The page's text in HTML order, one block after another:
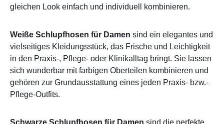
gleichen Look einfach und individuell kombinieren.
Weiße Schlupfhosen für Damen sind ein elegantes und
vielseitiges Kleidungsstück, das Frische und Leichtigkeit
in den Praxis-, Pflege- oder Klinikalltag bringt. Sie lassen
sich wunderbar mit farbigen Oberteilen kombinieren und
gehören zur Grundausstattung eines jeden Praxis- bzw.-
Pflege-Outfits.